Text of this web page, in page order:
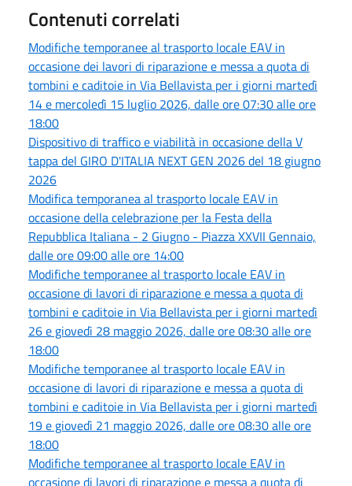
Contenuti correlati
Modifiche temporanee al trasporto locale EAV in
occasione dei lavori di riparazione e messa a quota di
tombini e caditoie in Via Bellavista per i giorni martedì
14 e mercoledì 15 luglio 2026, dalle ore 07:30 alle ore
18:00
Dispositivo di traffico e viabilità in occasione della V
tappa del GIRO D'ITALIA NEXT GEN 2026 del 18 giugno
2026
Modifica temporanea al trasporto locale EAV in
occasione della celebrazione per la Festa della
Repubblica Italiana - 2 Giugno - Piazza XXVII Gennaio,
dalle ore 09:00 alle ore 14:00
Modifiche temporanee al trasporto locale EAV in
occasione di lavori di riparazione e messa a quota di
tombini e caditoie in Via Bellavista per i giorni martedì
26 e giovedì 28 maggio 2026, dalle ore 08:30 alle ore
18:00
Modifiche temporanee al trasporto locale EAV in
occasione di lavori di riparazione e messa a quota di
tombini e caditoie in Via Bellavista per i giorni martedì
19 e giovedì 21 maggio 2026, dalle ore 08:30 alle ore
18:00
Modifiche temporanee al trasporto locale EAV in
occasione di lavori di riparazione e messa a quota di